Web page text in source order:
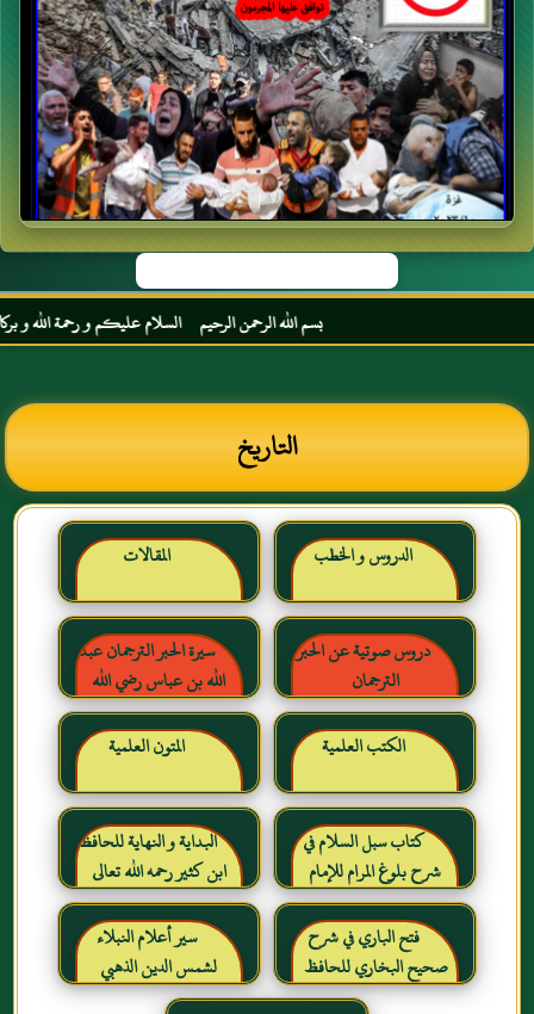
بسم الله الرحمن الرحيم السلام عليكم و رحمة الله و
التاريخ
الدروس و الخطب المقالات
دروس صوتية عن الحبر
الترجمان
سيرة الحبر الترجمان عبد
الله بن عباس رضي الله
عنهما
الكتب العلمية
المتون العلمية
كتاب سبل السلام في
شرح بلوغ المرام للإمام
الصنعاني رحمه الله
البداية و النهاية للحافظ
ابن كثير رحمه الله تعالى
فتح الباري في شرح
صحيح البخاري للحافظ
ابن حجر العسقلاني
سير أعلام النبلاء
لشمس الدين الذهبي